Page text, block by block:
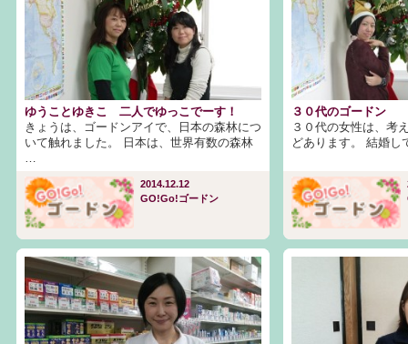
ゆうことゆきこ 二人でゆっこでーす！
きょうは、ゴードンアイで、日本の森林につ
いて触れました。 日本は、世界有数の森林
…
2014.12.12
GO!Go!ゴードン
３０代のゴードン
３０代の女性は、考
どあります。 結婚